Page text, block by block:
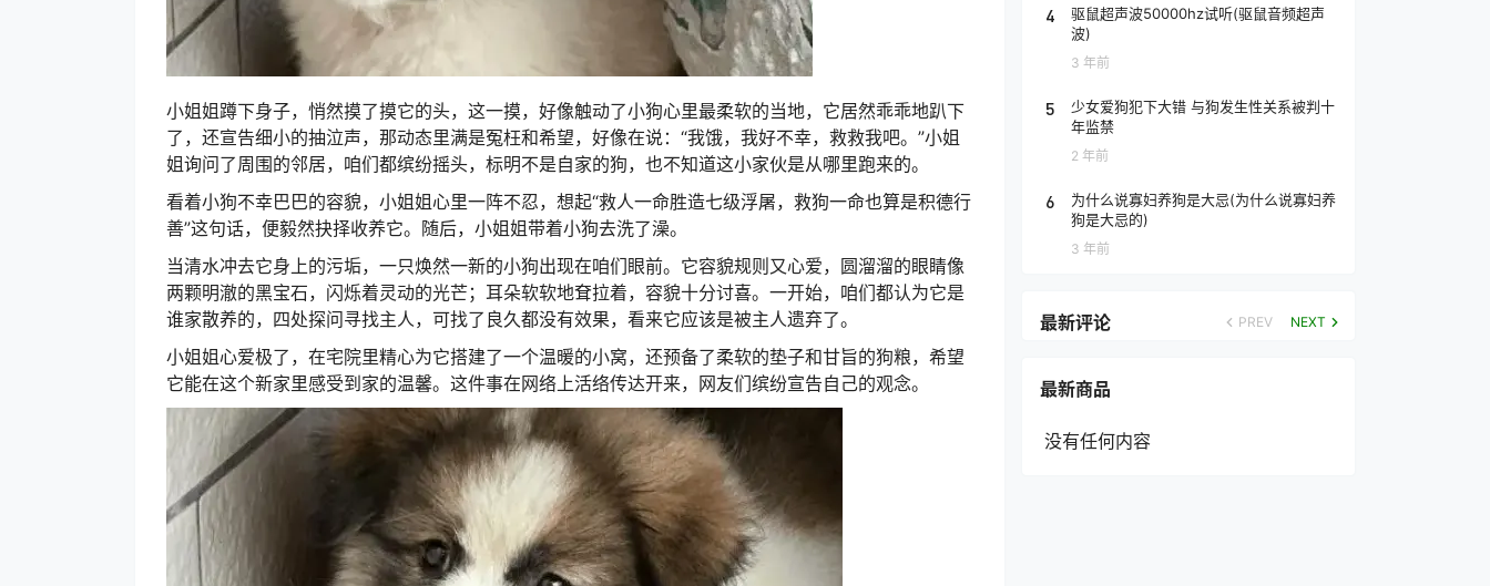
小姐姐蹲下身子，悄然摸了摸它的头，这一摸，好像触动了小狗心里最柔软的当地，它居然乖乖地趴下
了，还宣告细小的抽泣声，那动态里满是冤枉和希望，好像在说：“我饿，我好不幸，救救我吧。”小姐
姐询问了周围的邻居，咱们都缤纷摇头，标明不是自家的狗，也不知道这小家伙是从哪里跑来的。
看着小狗不幸巴巴的容貌，小姐姐心里一阵不忍，想起“救人一命胜造七级浮屠，救狗一命也算是积德行
善”这句话，便毅然抉择收养它。 随后，小姐姐带着小狗去洗了澡。
当清水冲去它身上的污垢，一只焕然一新的小狗出现在咱们眼前。 它容貌规则又心爱，圆溜溜的眼睛像
两颗明澈的黑宝石，闪烁着灵动的光芒；耳朵软软地耷拉着，容貌十分讨喜。 一开始，咱们都认为它是
谁家散养的，四处探问寻找主人，可找了良久都没有效果，看来它应该是被主人遗弃了。
小姐姐心爱极了，在宅院里精心为它搭建了一个温暖的小窝，还预备了柔软的垫子和甘旨的狗粮，希望
它能在这个新家里感受到家的温馨。 这件事在网络上活络传达开来，网友们缤纷宣告自己的观念。
4
驱鼠超声波50000hz试听(驱鼠音频超声
波)
3 年前
5
少女爱狗犯下大错 与狗发生性关系被判十
年监禁
2 年前
6
为什么说寡妇养狗是大忌(为什么说寡妇养
狗是大忌的)
3 年前
最新评论 PREV NEXT
最新商品
没有任何内容